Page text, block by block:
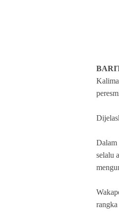
Dalam
selalu